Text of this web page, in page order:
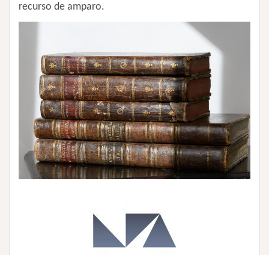
recurso de amparo.